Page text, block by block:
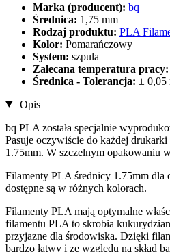
Marka (producent): bq
Średnica: 1,75 mm
Rodzaj produktu: PLA
Kolor: Pomarańczowy
System: szpula
Zalecana temperatura pracy:
Średnica - Tolerancja: ± 0,05
Opis
bq PLA została specjalnie
Pasuje oczywiście do każdej
1.75mm. W szczelnym opakowaniu
Filamenty PLA średnicy 1.75mm dla
dostępne są w różnych kolorach.
Filamenty PLA mają optymalne
filamentu PLA to skrobia
przyjazne dla środowiska. Dzięki
bardzo łatwy i ze względu na skład